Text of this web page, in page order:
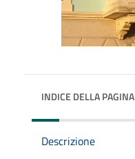
INDICE DELLA PAGINA
Descrizione